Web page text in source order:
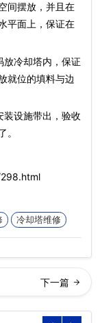
间摆放，并且在
平面上，保证在
冷却塔内，保证
就位的填料与边
设施带出，验收
。
冷却塔维修
塔填料方法(冷却